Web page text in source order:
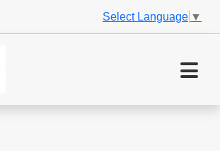
Select Language ▼